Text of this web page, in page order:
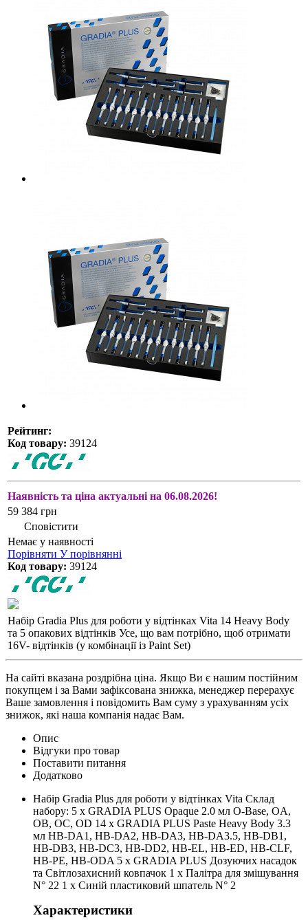
Рейтинг:
Код товару: 39124
Наявність та ціна актуальні на 06.08.2026!
59 384 грн
Сповістити
Немає у наявності
Порівняти У порівнянні
Код товару: 39124
Набір Gradia Plus для роботи у відтінках Vita 14 Heavy Body
та 5 опакових відтінків Усе, що вам потрібно, щоб отримати
16V- відтінків (у комбінації із Paint Set)
На сайті вказана роздрібна ціна. Якщо Ви є нашим постійним
покупцем і за Вами зафіксована знижка, менеджер перерахує
Ваше замовлення і повідомить Вам суму з урахуванням усіх
знижок, які наша компанія надає Вам.
Опис
Відгуки про товар
Поставити питання
Додатково
Набір Gradia Plus для роботи у відтінках Vita Склад
набору: 5 x GRADIA PLUS Opaque 2.0 мл O-Base, OA,
OB, OC, OD 14 x GRADIA PLUS Paste Heavy Body 3.3
мл HB-DA1, HB-DA2, HB-DA3, HB-DA3.5, HB-DB1,
HB-DB3, HB-DC3, HB-DD2, HB-EL, HB-ED, HB-CLF,
HB-PE, HB-ODA 5 x GRADIA PLUS Дозуючих насадок
та Світлозахисний ковпачок 1 x Палітра для змішування
N° 22 1 x Синій пластиковий шпатель N° 2
Характеристики